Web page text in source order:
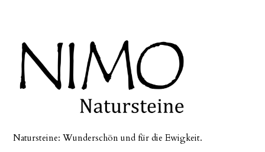
Natursteine: Wunderschön und für die Ewigkeit.